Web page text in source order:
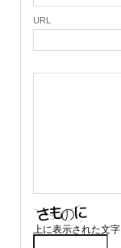
URL
上に表示された文